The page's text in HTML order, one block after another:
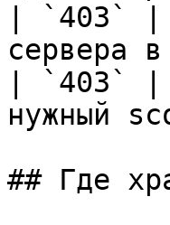
| `403`
| `403`
нужный
## Где